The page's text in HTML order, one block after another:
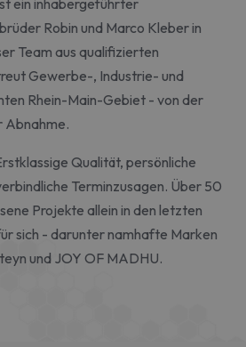
ein inhabergeführter
Robin und Marco Kleber in
Team aus qualifizierten
Gewerbe-, Industrie- und
Rhein-Main-Gebiet - von der
Abnahme.
Qualität, persönliche
Terminzusagen. Über 50
Projekte allein in den letzten
sich - darunter namhafte Marken
und JOY OF MADHU.